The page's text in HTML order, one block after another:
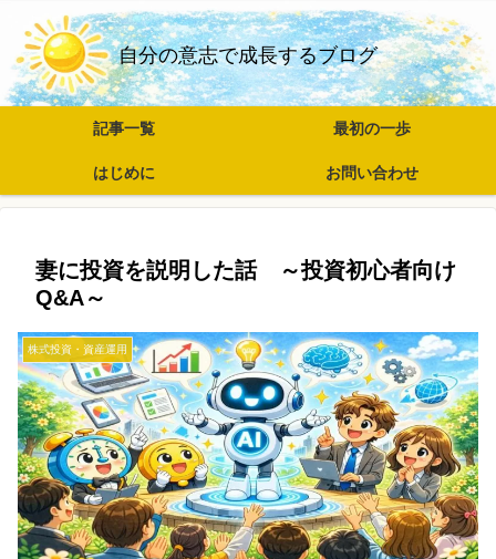
自分の意志で成長するブログ
記事一覧 最初の一歩
はじめに お問い合わせ
妻に投資を説明した話 ～投資初心者向け
Q&A～
株式投資・資産運用